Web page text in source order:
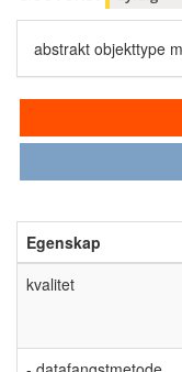
abstrakt objekttype
Egenskap
kvalitet